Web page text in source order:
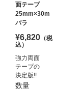
面テープ
25mm×30m
バラ
¥6,820（税
込）
強力両面
テープの
決定版!!
数量